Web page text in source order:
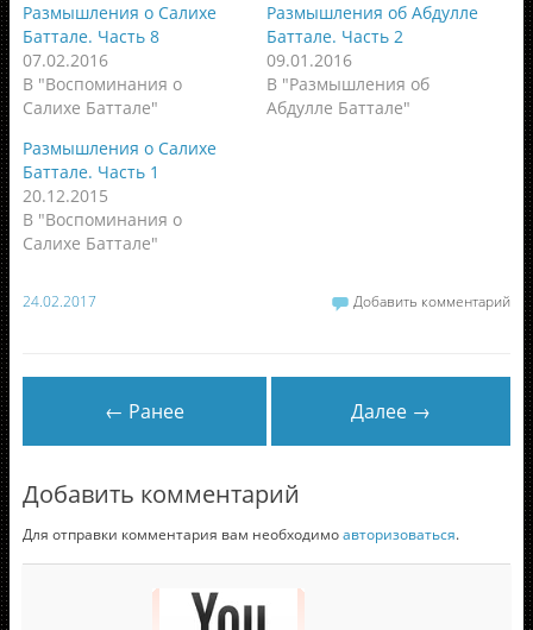
Размышления о Салихе
Баттале. Часть 8
07.02.2016
В "Воспоминания о
Салихе Баттале"
Размышления об Абдулле
Баттале. Часть 2
09.01.2016
В "Размышления об
Абдулле Баттале"
Размышления о Салихе
Баттале. Часть 1
20.12.2015
В "Воспоминания о
Салихе Баттале"
24.02.2017 Добавить комментарий
← Ранее Далее →
Добавить комментарий
Для отправки комментария вам необходимоавторизоваться.